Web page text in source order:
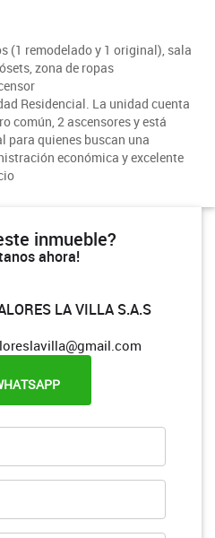
(1 remodelado y 1 original), sala
zona de ropas
Residencial. La unidad cuenta
común, 2 ascensores y está
para quienes buscan una
económica y excelente
inmueble?
ahora!
LA VILLA S.A.S